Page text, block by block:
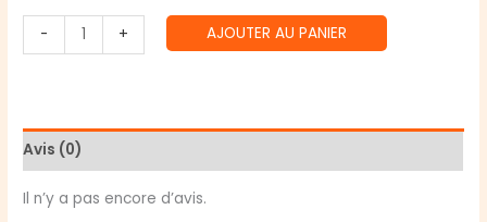
-
quantité
de
NURGLE:
NURGLETES
+ AJOUTER AU PANIER
Avis (0)
Il n’y a pas encore d’avis.